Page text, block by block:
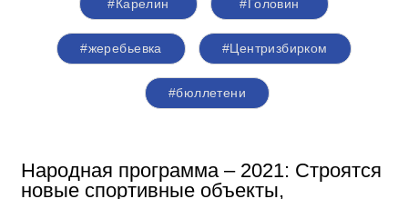
#Карелин #Головин
#жеребьевка #Центризбирком
#бюллетени
Народная программа – 2021: Строятся
новые спортивные объекты,